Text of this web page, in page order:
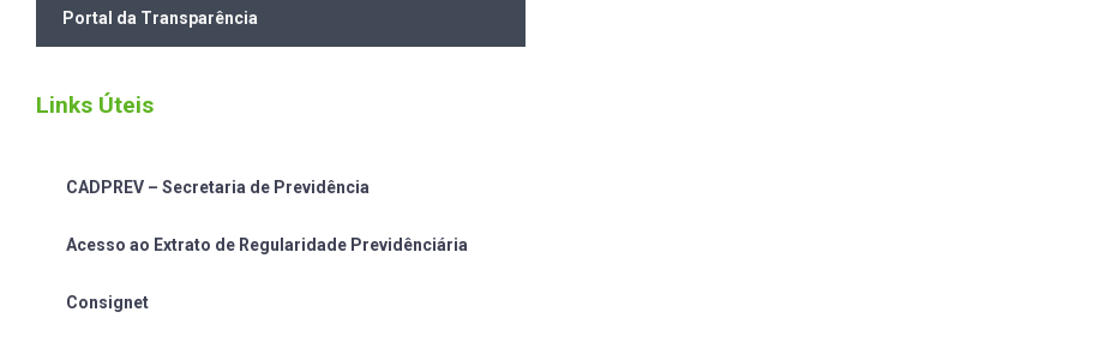
Portal da Transparência
Links Úteis
CADPREV – Secretaria de Previdência
Acesso ao Extrato de Regularidade Previdênciária
Consignet